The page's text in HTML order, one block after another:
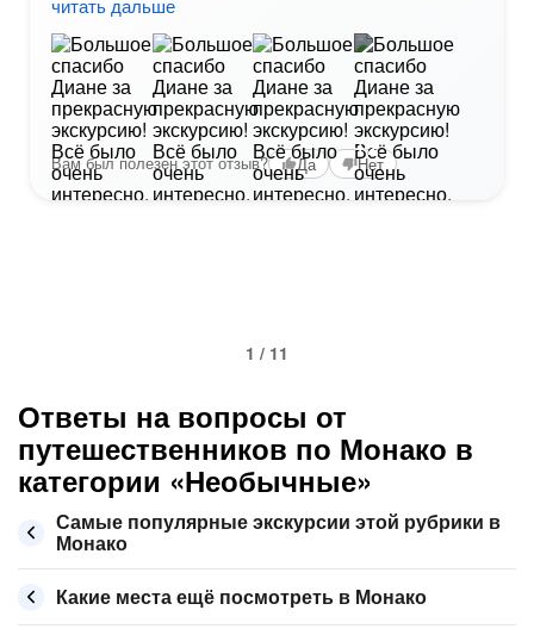
читать дальше
+2
Вам был полезен этот отзыв? Да Нет
1 / 11
Ответы на вопросы от
путешественников по Монако в
категории «Необычные»
Самые популярные экскурсии этой рубрики в
Монако
Какие места ещё посмотреть в Монако